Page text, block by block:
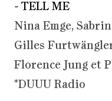
- TELL ME
Nina Emge,
Gilles
Florence Jung et
*DUUU Radio